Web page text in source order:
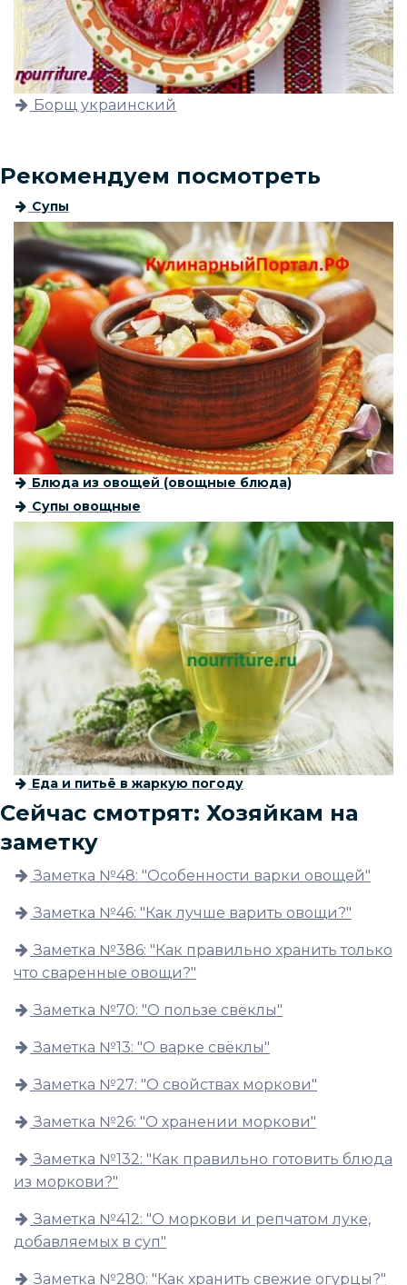
Борщ украинский
Рекомендуем посмотреть
Супы
Блюда из овощей (овощные блюда)
Супы овощные
Еда и питьё в жаркую погоду
Сейчас смотрят: Хозяйкам на
заметку
Заметка №48: "Особенности варки овощей"
Заметка №46: "Как лучше варить овощи?"
Заметка №386: "Как правильно хранить только
что сваренные овощи?"
Заметка №70: "О пользе свёклы"
Заметка №13: "О варке свёклы"
Заметка №27: "О свойствах моркови"
Заметка №26: "О хранении моркови"
Заметка №132: "Как правильно готовить блюда
из моркови?"
Заметка №412: "О моркови и репчатом луке,
добавляемых в суп"
Заметка №280: "Как хранить свежие огурцы?"